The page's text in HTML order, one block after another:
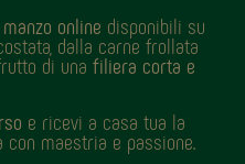
online disponibili su
dalla carne frollata
di una filiera corta e
e ricevi a casa tua la
con maestria e passione.